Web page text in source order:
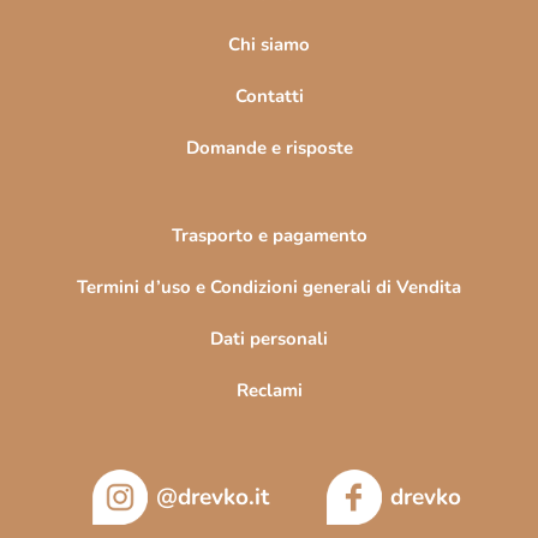
n
o
Chi siamo
Contatti
Domande e risposte
Trasporto e pagamento
Termini d’uso e Condizioni generali di Vendita
Dati personali
Reclami
@drevko.it drevko